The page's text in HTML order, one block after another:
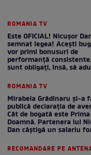
ROMANIA TV
Este OFICIAL! Nicușor
semnat legea! Acești
vor primi bonusuri de
performanță
sunt obligați, însă, să
ROMANIA TV
Mirabela Grădinaru și-a
publică declarația de
Cât de bogată este Prima
Doamnă. Partenera lui
Dan câștigă un salariu
RECOMANDARE PE